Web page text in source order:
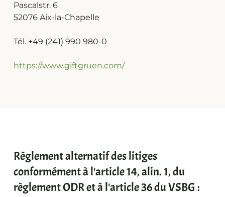
Pascalstr. 6
52076 Aix-la-Chapelle
Tél. +49 (241) 990 980-0
https://www.giftgruen.com/
Règlement alternatif des litiges
conformément à l'article 14, alin. 1, du
règlement ODR et à l'article 36 du VSBG :